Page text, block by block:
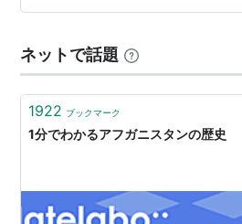
仏は御貌削がれて立ち給ひけり（
（2001年） アフガニスタン人が
の国の物語は、男女平…
ネットで話題
1922 ブックマーク
1分でわかるアフガニスタンの歴史